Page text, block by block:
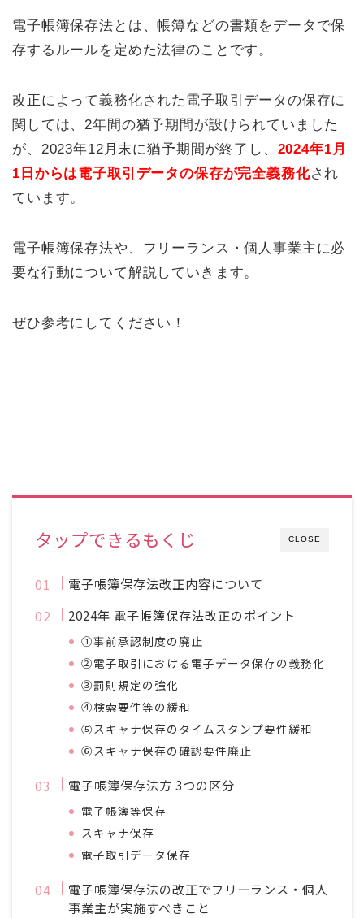
電子帳簿保存法とは、帳簿などの書類をデータで保
存するルールを定めた法律のことです。
改正によって義務化された電子取引データの保存に
関しては、2年間の猶予期間が設けられていました
が、2023年12月末に猶予期間が終了し、 2024年1月
1日からは電子取引データの保存が完全義務化され
ています。
電子帳簿保存法や、フリーランス・個人事業主に必
要な行動について解説していきます。
ぜひ参考にしてください！
CLOSE
タップできるもくじ
電子帳簿保存法改正内容について
2024年 電子帳簿保存法改正のポイント
①事前承認制度の廃止
②電子取引における電子データ保存の義務化
③罰則規定の強化
④検索要件等の緩和
⑤スキャナ保存のタイムスタンプ要件緩和
⑥スキャナ保存の確認要件廃止
電子帳簿保存法方 3つの区分
電子帳簿等保存
スキャナ保存
電子取引データ保存
電子帳簿保存法の改正でフリーランス・個人
事業主が実施すべきこと